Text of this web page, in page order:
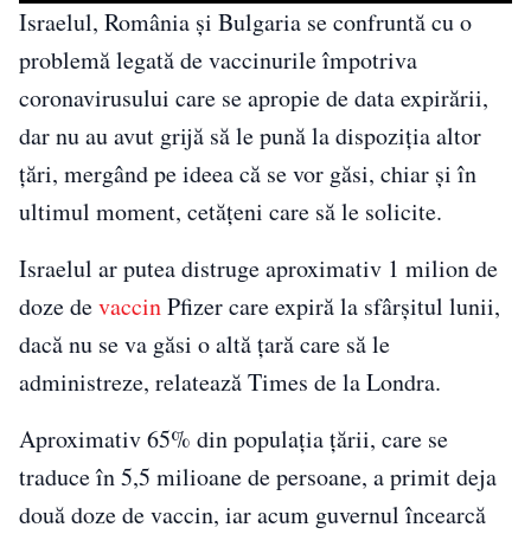
Israelul, România și Bulgaria se confruntă cu o
problemă legată de vaccinurile împotriva
coronavirusului care se apropie de data expirării,
dar nu au avut grijă să le pună la dispoziţia altor
țări, mergând pe ideea că se vor găsi, chiar și în
ultimul moment, cetățeni care să le solicite.
Israelul ar putea distruge aproximativ 1 milion de
doze devaccinPfizer care expiră la sfârșitul lunii,
dacă nu se va găsi o altă țară care să le
administreze, relatează Times de la Londra.
Aproximativ 65% din populația ţării, care se
traduce în 5,5 milioane de persoane, a primit deja
două doze de vaccin, iar acum guvernul încearcă